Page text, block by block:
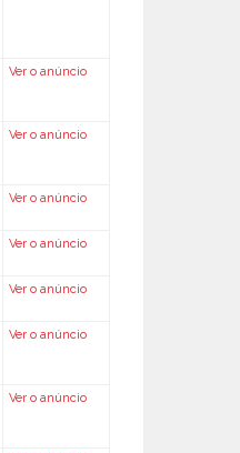
Ver o anúncio
Ver o anúncio
Ver o anúncio
Ver o anúncio
Ver o anúncio
Ver o anúncio
Ver o anúncio